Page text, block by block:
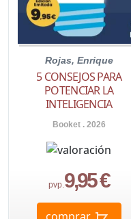
Rojas, Enrique
5 CONSEJOS PARA
POTENCIAR LA
INTELIGENCIA
Booket . 2026
pvp.9,95 €